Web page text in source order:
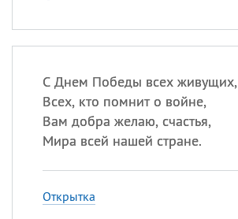
С Днем Победы всех живущих,
Всех, кто помнит о войне,
Вам добра желаю, счастья,
Мира всей нашей стране.
Открытка